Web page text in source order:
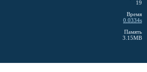
19
Время
0.0334s
Память
3.15MB